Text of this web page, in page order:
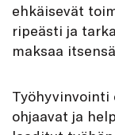
ehkäisevät
ripeästi ja
maksaa
Työhyvinvointi
ohjaavat ja